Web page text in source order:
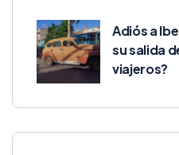
Adiós a
su salida
viajeros?